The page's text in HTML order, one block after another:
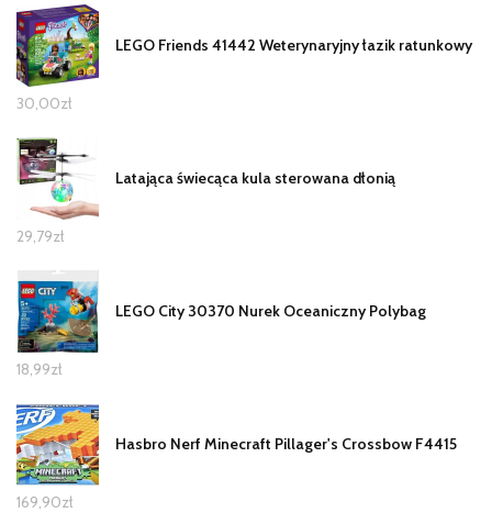
LEGO Friends 41442 Weterynaryjny łazik ratunkowy
30,00zł
Latająca świecąca kula sterowana dłonią
29,79zł
LEGO City 30370 Nurek Oceaniczny Polybag
18,99zł
Hasbro Nerf Minecraft Pillager's Crossbow F4415
169,90zł